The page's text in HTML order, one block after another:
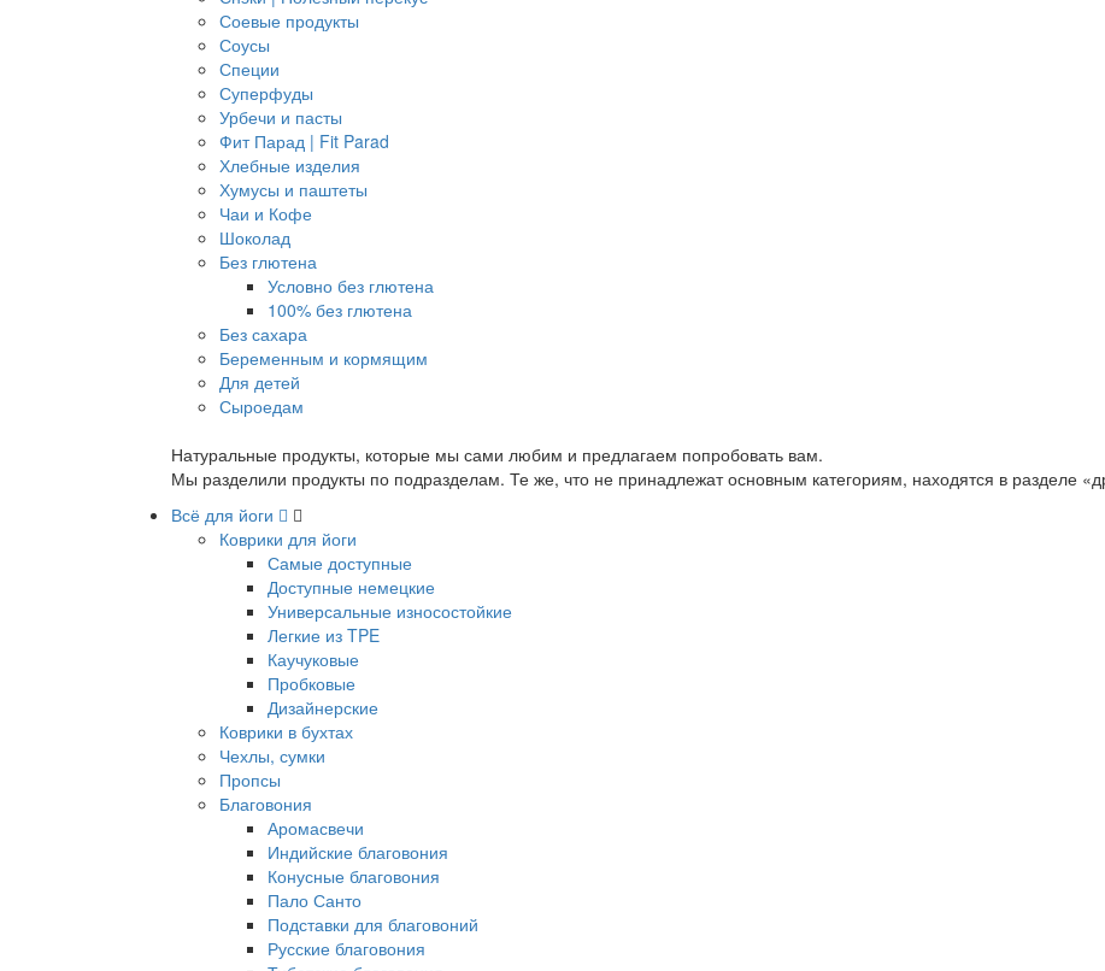
Соевые продукты
Соусы
Специи
Суперфуды
Урбечи и пасты
Фит Парад | Fit Parad
Хлебные изделия
Хумусы и паштеты
Чаи и Кофе
Шоколад
Без глютена
Условно без глютена
100% без глютена
Без сахара
Беременным и кормящим
Для детей
Сыроедам
Натуральные продукты, которые мы сами любим и предлагаем попробовать вам.
Мы разделили продукты по подразделам. Те же, что не принадлежат основным категориям, находятся в разделе
Всё для йоги
Коврики для йоги
Самые доступные
Доступные немецкие
Универсальные износостойкие
Легкие из TPE
Каучуковые
Пробковые
Дизайнерские
Коврики в бухтах
Чехлы, сумки
Пропсы
Благовония
Аромасвечи
Индийские благовония
Конусные благовония
Пало Санто
Подставки для благовоний
Русские благовония